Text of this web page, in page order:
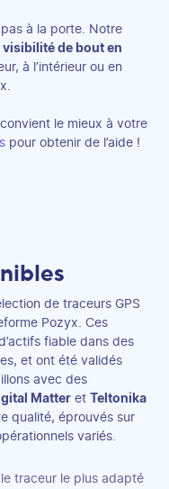
pas à la porte. Notre
visibilité de bout en
à l’intérieur ou en
le mieux à votre
pour obtenir de l’aide !
de traceurs GPS
Pozyx. Ces
fiable dans des
et ont été validés
avec des
Matter et Teltonika
qualité, éprouvés sur
variés.
traceur le plus adapté